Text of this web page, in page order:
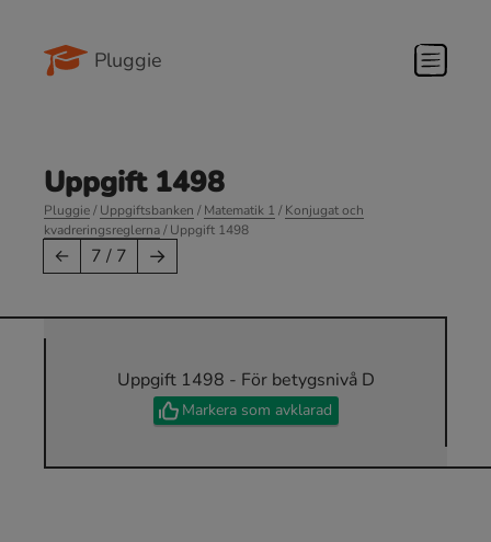
Pluggie
Uppgift 1498
Pluggie/Uppgiftsbanken /Matematik 1 /Konjugat och
kvadreringsreglerna/ Uppgift 1498
← 7 / 7 →
Uppgift 1498 - För betygsnivå D
Markera som avklarad